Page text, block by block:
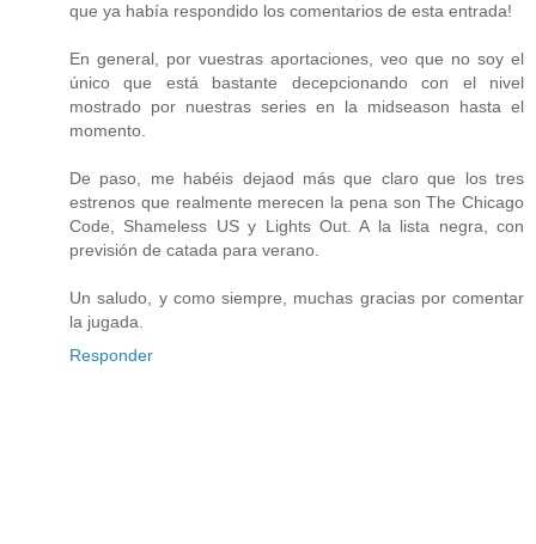
que ya había respondido los comentarios de esta entrada!
En general, por vuestras aportaciones, veo que no soy el
único que está bastante decepcionando con el nivel
mostrado por nuestras series en la midseason hasta el
momento.
De paso, me habéis dejaod más que claro que los tres
estrenos que realmente merecen la pena son The Chicago
Code, Shameless US y Lights Out. A la lista negra, con
previsión de catada para verano.
Un saludo, y como siempre, muchas gracias por comentar
la jugada.
Responder